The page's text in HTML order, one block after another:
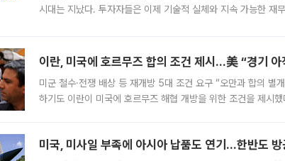
시대는 지났다. 투자자들은 이제 기술적 실체와 지속 가능한 재
이란, 미국에 호르무즈 합의 조건 제시…美 “경기
미군 철수·전쟁 배상 등 재개방 5대 조건 요구 “오만과 합의 별
하기도 이란이 미국에 호르무즈 해협 개방을 위한 조건을 제시
미국, 미사일 부족에 아시아 납품도 연기…한반도 방